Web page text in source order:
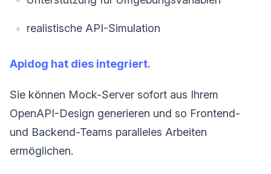
realistische API-Simulation
Apidog hat dies integriert.
Sie können Mock-Server sofort aus Ihrem
OpenAPI-Design generieren und so Frontend-
und Backend-Teams paralleles Arbeiten
ermöglichen.